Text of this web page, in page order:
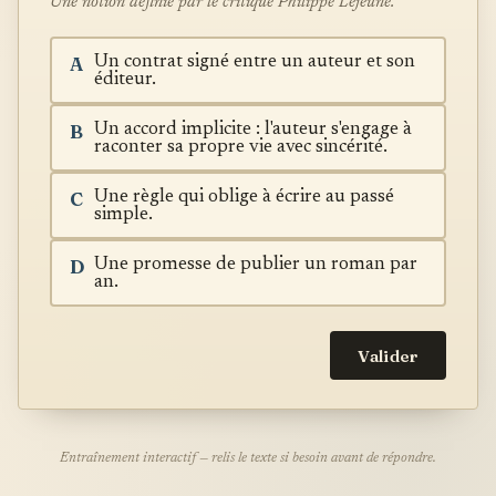
A
Un contrat signé entre un auteur et son
éditeur.
B
Un accord implicite : l'auteur s'engage à
raconter sa propre vie avec sincérité.
C
Une règle qui oblige à écrire au passé
simple.
D
Une promesse de publier un roman par
an.
Valider
Entraînement interactif — relis le texte si besoin avant de répondre.